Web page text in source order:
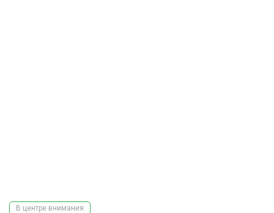
В центре внимания